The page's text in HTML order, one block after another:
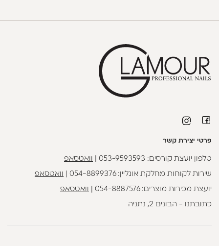
פרטי יצירת קשר
טלפון יועצת קורסים: 053-9593593 וואטסאפ
שירות לקוחות מחלקת אונליין:054-8899376 וואטסאפ
יועצת מכירות מוצרים:054-8887576 וואטסאפ
כתובתנו - הבונים 2, נתניה